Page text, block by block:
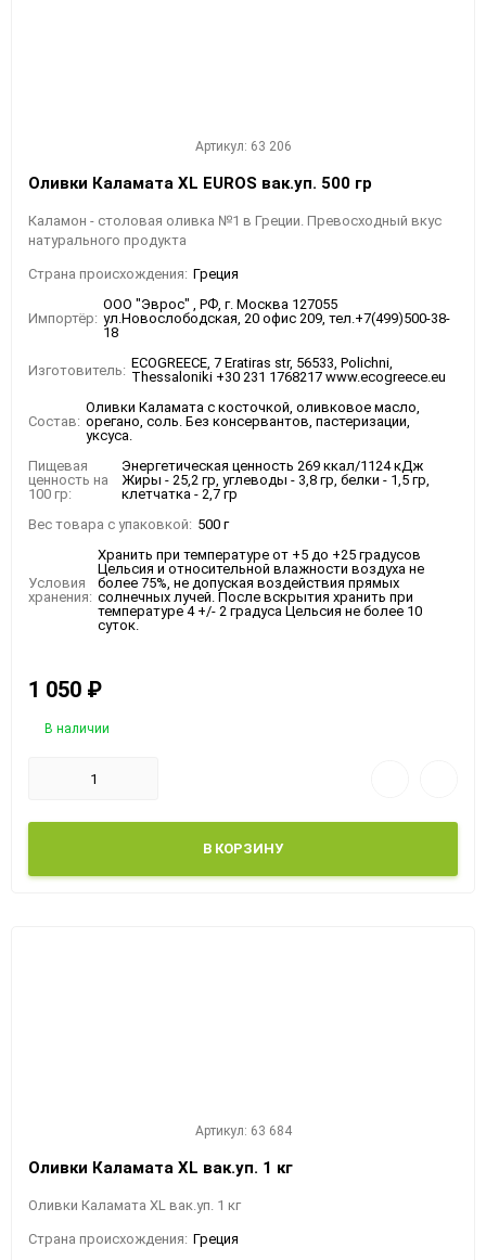
Артикул: 63 206
Оливки Каламата XL EUROS вак.уп. 500 гр
Каламон - столовая оливка №1 в Греции. Превосходный вкус
натурального продукта
Страна происхождения: Греция
Импортёр:
ООО "Эврос" , РФ, г. Москва 127055
ул.Новослободская, 20 офис 209, тел.+7(499)500-38-
18
Изготовитель: ECOGREECE, 7 Eratiras str, 56533, Polichni,
Thessaloniki +30 231 1768217 www.ecogreece.eu
Состав:
Оливки Каламата с косточкой, оливковое масло,
орегано, соль. Без консервантов, пастеризации,
уксуса.
Пищевая
ценность на
100 гр:
Энергетическая ценность 269 ккал/1124 кДж
Жиры - 25,2 гр, углеводы - 3,8 гр, белки - 1,5 гр,
клетчатка - 2,7 гр
Вес товара с упаковкой: 500 г
Условия
хранения:
Хранить при температуре от +5 до +25 градусов
Цельсия и относительной влажности воздуха не
более 75%, не допуская воздействия прямых
солнечных лучей. После вскрытия хранить при
температуре 4 +/- 2 градуса Цельсия не более 10
суток.
1 050 ₽
В наличии
В КОРЗИНУ
Артикул: 63 684
Оливки Каламата XL вак.уп. 1 кг
Оливки Каламата XL вак.уп. 1 кг
Страна происхождения: Греция